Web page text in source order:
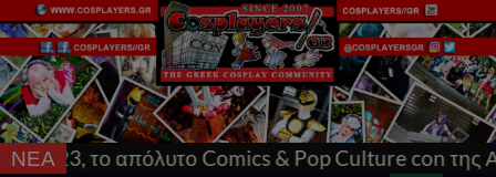
ΝΕΑ con της Αθήν Ο φιλανθρωπικός